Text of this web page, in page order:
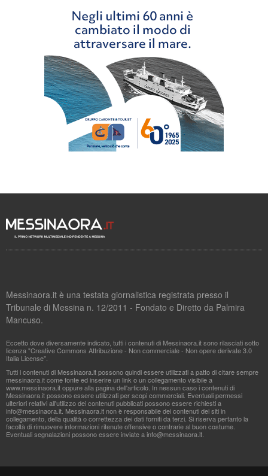
Messinaora.it è una testata giornalistica registrata presso il
Tribunale di Messina n. 12/2011 - Fondato e Diretto da Palmira
Mancuso.
Eccetto dove diversamente indicato, tutti i contenuti di Messinaora.it sono rilasciati sotto
licenza "Creative Commons Attribuzione - Non commerciale - Non opere derivate 3.0
Italia License".
Tutti i contenuti di Messinaora.it possono quindi essere utilizzati a patto di citare sempre
messinaora.it come fonte ed inserire un link o un collegamento visibile a
www.messinaora.it oppure alla pagina dell'articolo. In nessun caso i contenuti di
Messinaora.it possono essere utilizzati per scopi commerciali. Eventuali permessi
ulteriori relativi all'utilizzo dei contenuti pubblicati possono essere richiesti a
info@messinaora.it . Messinaora.it non è responsabile dei contenuti dei siti in
collegamento, della qualità o correttezza dei dati forniti da terzi. Si riserva pertanto la
facoltà di rimuovere informazioni ritenute offensive o contrarie al buon costume.
Eventuali segnalazioni possono essere inviate ainfo@messinaora.it